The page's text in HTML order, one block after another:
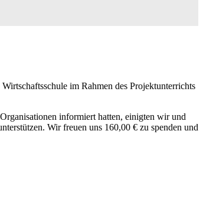
im Rahmen des Projektunterrichts
informiert hatten, einigten wir und
Wir freuen uns 160,00 € zu spenden und